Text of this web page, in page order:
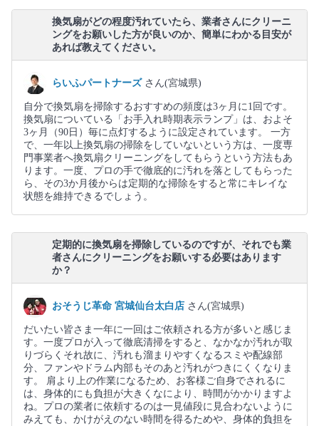
換気扇がどの程度汚れていたら、業者さんにクリーニ
ングをお願いした方が良いのか、簡単にわかる目安が
あれば教えてください。
らいふパートナーズ さん(宮城県)
自分で換気扇を掃除するおすすめの頻度は3ヶ月に1回です。
換気扇についている「お手入れ時期表示ランプ」は、およそ
3ヶ月（90日）毎に点灯するように設定されています。 一方
で、一年以上換気扇の掃除をしていないという方は、一度専
門事業者へ換気扇クリーニングをしてもらうという方法もあ
ります。一度、プロの手で徹底的に汚れを落としてもらった
ら、その3か月後からは定期的な掃除をすると常にキレイな
状態を維持できるでしょう。
定期的に換気扇を掃除しているのですが、それでも業
者さんにクリーニングをお願いする必要はあります
か？
おそうじ革命 宮城仙台太白店 さん(宮城県)
だいたい皆さま一年に一回はご依頼される方が多いと感じま
す。一度プロが入って徹底清掃をすると、なかなか汚れが取
りづらくそれ故に、汚れも溜まりやすくなるスミや配線部
分、ファンやドラム内部もそのあと汚れがつきにくくなりま
す。 肩より上の作業になるため、お客様ご自身でされるに
は、身体的にも負担が大きくなにより、時間がかかりますよ
ね。プロの業者に依頼するのは一見値段に見合わないように
みえても、かけがえのない時間を得るためや、身体的負担を